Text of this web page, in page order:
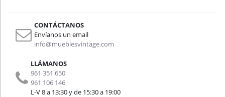
CONTÁCTANOS
Envíanos un email
info@mueblesvintage.com
LLÁMANOS
961 351 650
961 106 146
L-V 8 a 13:30 y de 15:30 a 19:00